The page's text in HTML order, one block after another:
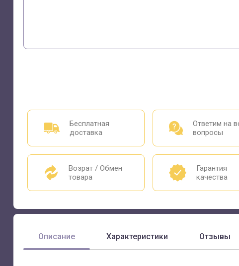
Бесплатная
доставка
Ответим на
вопросы
Возрат / Обмен
товара
Гарантия
качества
Описание Характеристики Отзывы